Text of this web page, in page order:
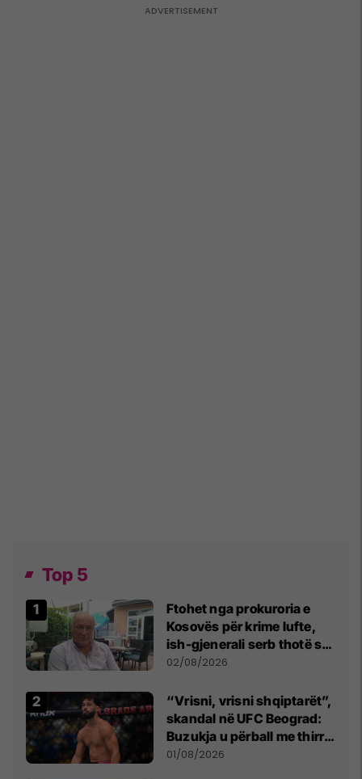
Top 5
Ftohet nga prokuroria e
Kosovës për krime lufte,
ish-gjenerali serb thotë se
dikush e tradhtoi në
02/08/2026
“Vrisni, vrisni shqiptarët”,
skandal në UFC Beograd:
Buzukja u përball me thirrje
anti-shqiptare nga
01/08/2026